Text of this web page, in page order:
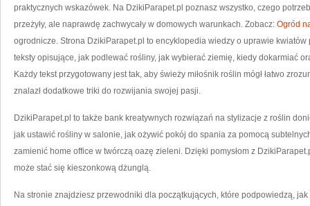
praktycznych wskazówek. Na DzikiParapet.pl poznasz wszystko, czego
przeżyły, ale naprawdę zachwycały w domowych warunkach. Zobacz: Ogród
ogrodnicze. Strona DzikiParapet.pl to encyklopedia wiedzy o uprawie
teksty opisujące, jak podlewać rośliny, jak wybierać ziemię, kiedy dokarmiać
Każdy tekst przygotowany jest tak, aby świeży miłośnik roślin mógł łatwo
znalazł dodatkowe triki do rozwijania swojej pasji.
DzikiParapet.pl to także bank kreatywnych rozwiązań na stylizacje z roślin
jak ustawić rośliny w salonie, jak ożywić pokój do spania za pomocą
zamienić home office w twórczą oazę zieleni. Dzięki pomysłom z
może stać się kieszonkową dżunglą.
Na stronie znajdziesz przewodniki dla początkujących, które podpowiedzą,